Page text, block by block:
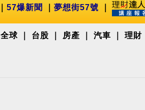
57爆新聞 夢想街57號
全球 台股 房產 汽車 理財